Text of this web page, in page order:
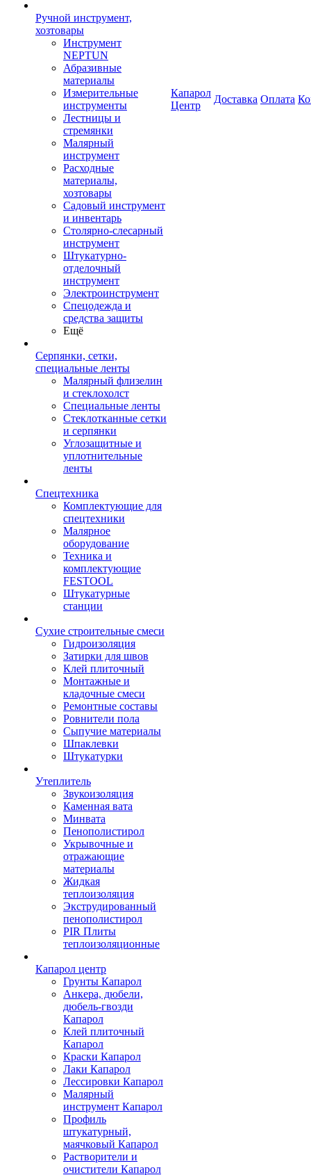
Ручной инструмент,
хозтовары
Инструмент
NEPTUN
Абразивные
материалы
Измерительные
инструменты
Лестницы и
стремянки
Малярный
инструмент
Расходные
материалы,
хозтовары
Садовый инструмент
и инвентарь
Столярно-слесарный
инструмент
Штукатурно-
отделочный
инструмент
Электроинструмент
Спецодежда и
средства защиты
Ещё
Серпянки, сетки,
специальные ленты
Малярный флизелин
и стеклохолст
Специальные ленты
Стеклотканные сетки
и серпянки
Углозащитные и
уплотнительные
ленты
Спецтехника
Комплектующие для
спецтехники
Малярное
оборудование
Техника и
комплектующие
FESTOOL
Штукатурные
станции
Сухие строительные смеси
Гидроизоляция
Затирки для швов
Клей плиточный
Монтажные и
кладочные смеси
Ремонтные составы
Ровнители пола
Сыпучие материалы
Шпаклевки
Штукатурки
Утеплитель
Звукоизоляция
Каменная вата
Минвата
Пенополистирол
Укрывочные и
отражающие
материалы
Жидкая
теплоизоляция
Экструдированный
пенополистирол
PIR Плиты
теплоизоляционные
Капарол центр
Грунты Капарол
Анкера, дюбели,
дюбель-гвозди
Капарол
Клей плиточный
Капарол
Краски Капарол
Лаки Капарол
Лессировки Капарол
Малярный
инструмент Капарол
Профиль
штукатурный,
маячковый Капарол
Растворители и
очистители Капарол
Капарол
Центр
Доставка Оплата